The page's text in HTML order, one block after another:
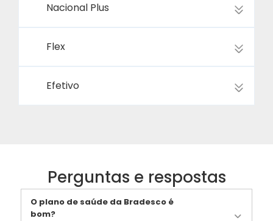
Nacional Plus
Flex
Efetivo
Perguntas e respostas
O plano de saúde da Bradesco é
bom?